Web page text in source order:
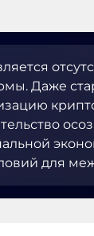
Даже
для